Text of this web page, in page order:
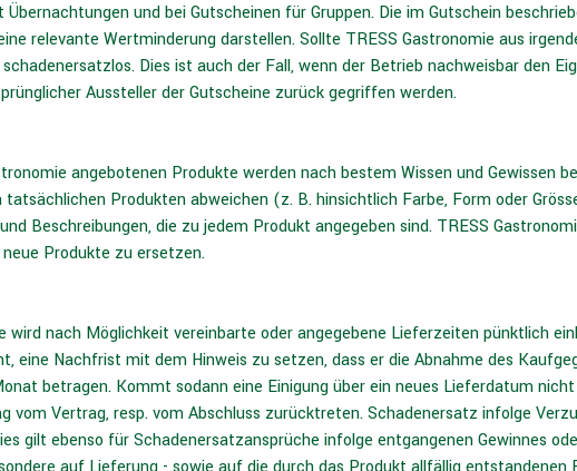
und bei Gutscheinen für Gruppen. Die im Gutschein
relevante Wertminderung darstellen. Sollte TRESS Gastronomie aus
Dies ist auch der Fall, wenn der Betrieb nachweisbar den
Aussteller der Gutscheine zurück gegriffen werden.
angebotenen Produkte werden nach bestem Wissen und Gewissen
tatsächlichen Produkten abweichen (z. B. hinsichtlich Farbe, Form oder
Beschreibungen, die zu jedem Produkt angegeben sind. TRESS
Produkte zu ersetzen.
wird nach Möglichkeit vereinbarte oder angegebene Lieferzeiten pünktlich
eine Nachfrist mit dem Hinweis zu setzen, dass er die Abnahme des
betragen. Kommt sodann eine Einigung über ein neues Lieferdatum
vom Vertrag, resp. vom Abschluss zurücktreten. Schadenersatz infolge
gilt ebenso für Schadenersatzansprüche infolge entgangenen Gewinnes